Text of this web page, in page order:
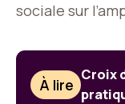
sociale sur
À lire
Croix